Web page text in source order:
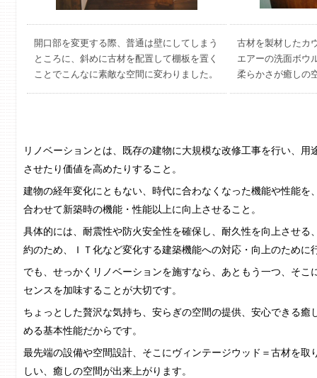
開口部を変更する際、普通は壁にしてしまう
ところに、斜めに古材を配置して棚板を置く
ことでこんなに素敵な空間に変わりました。
古材を製材したカ
エアーの洗面ボウ
柔らかさが癒しの
リノベーションとは、既存の建物に大規模な改修工事を行い、用
させたり価値を高めたりすること。
建物の経年変化にともない、時代に合わなくなった機能や性能を
合わせて新築時の機能・性能以上に向上させること。
具体的には、耐震性や防火安全性を確保し、耐久性を向上させる
約のため、ＩＴ化など変化する建築機能への対応・向上のために
でも、せっかくリノベーションを施すなら、あともう一つ、そこ
センスを加味することが大切です。
ちょっとした贅沢な気持ち、安らぎの空間の提供、安心できる癒
める基本性能だからです。
最先端の設備や空間設計、そこにヴィンテージウッド＝古材を取
しい、癒しの空間が出来上がります。